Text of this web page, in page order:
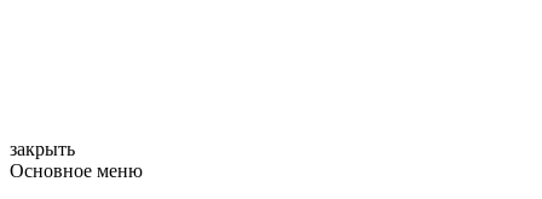
закрыть
Основное меню